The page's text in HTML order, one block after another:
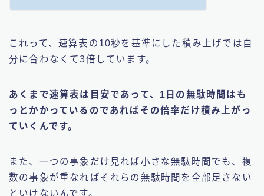
これって、速算表の10秒を基準にした積み上げでは自
分に合わなくて3倍しています。
あくまで速算表は目安であって、1日の無駄時間はも
っとかかっているのであればその倍率だけ積み上がっ
ていくんです。
また、一つの事象だけ見れば小さな無駄時間でも、複
数の事象が重なればそれらの無駄時間を全部足さない
といけないんです。